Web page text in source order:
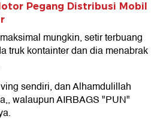
Pegang Distribusi Mobil
mungkin, setir terbuang
truk kontainter dan dia menabrak
sendiri, dan Alhamdulillah
walaupun AIRBAGS "PUN"